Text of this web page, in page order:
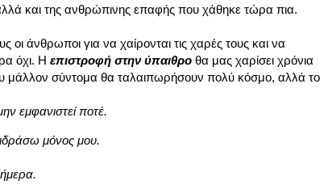
και της ανθρώπινης επαφής που χάθηκε τώρα πια.
οι άνθρωποι για να χαίρονται τις χαρές τους και να
όχι. Η επιστροφή στην ύπαιθρο θα μας χαρίσει χρόνια
μάλλον σύντομα θα ταλαιπωρήσουν πολύ κόσμο, αλλά το
εμφανιστεί ποτέ.
μόνος μου.